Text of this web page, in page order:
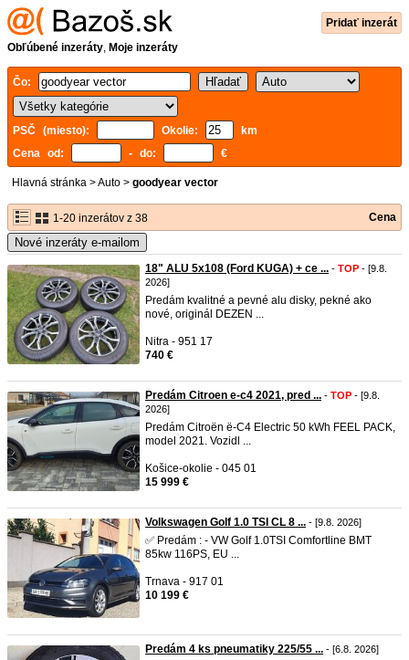
Pridať inzerát
Obľúbené inzeráty, Moje inzeráty
Čo:
PSČ (miesto): Okolie:
km
Cena od:
- do: €
Hlavná stránka >Auto > goodyear vector
1-20 inzerátov z 38 Cena
Nové inzeráty e-mailom
18" ALU 5x108 (Ford KUGA) + ce ... - TOP - [9.8.
2026]
Predám kvalitné a pevné alu disky, pekné ako
nové, originál DEZEN ...
Nitra - 951 17
740 €
Predám Citroen e-c4 2021, pred ... - TOP - [9.8.
2026]
Predám Citroën ë-C4 Electric 50 kWh FEEL PACK,
model 2021. Vozidl ...
Košice-okolie - 045 01
15 999 €
Volkswagen Golf 1.0 TSI CL 8 ... - [9.8. 2026]
✅ Predám : - VW Golf 1.0TSI Comfortline BMT
85kw 116PS, EU ...
Trnava - 917 01
10 199 €
Predám 4 ks pneumatiky 225/55 ... - [6.8. 2026]